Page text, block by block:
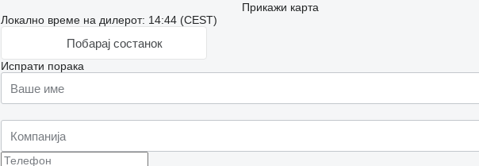
Прикажи карта
Локално време на дилерот: 14:44 (CEST)
Побарај состанок
Испрати порака